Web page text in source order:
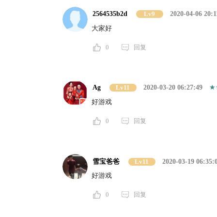
2564535b2d Lv9
2020-04-06
大家好
0 回复
Ag Lv11
2020-03-20 06:27:49
好游戏
0 回复
雪宝爸爸 Lv11
2020-03-19
好游戏
0 回复